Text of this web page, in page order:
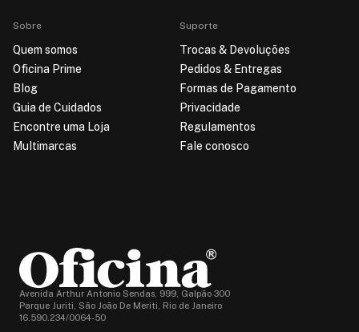
Sobre
Quem somos
Oficina Prime
Blog
Guia de Cuidados
Encontre uma Loja
Multimarcas
Suporte
Trocas & Devoluções
Pedidos & Entregas
Formas de Pagamento
Privacidade
Regulamentos
Fale conosco
Avenida Arthur Antonio Sendas, 999, Galpão 300
Parque Juriti, São João De Meriti, Rio de Janeiro
16.590.234/0064-50